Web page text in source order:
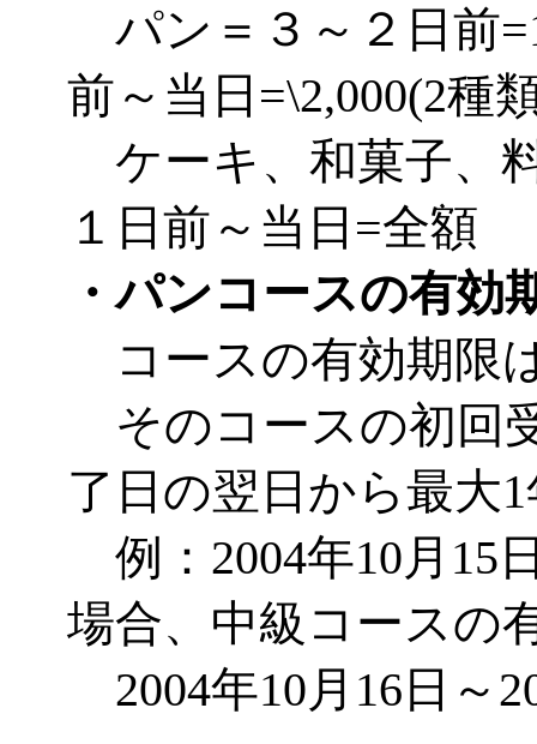
パン＝３～２日前
前～当日=\2,000(2種
ケーキ、和菓子、
１日前～当日=全額
・パンコースの有効
コースの有効期限
そのコースの初回
了日の翌日から最大
例：2004年10月15
場合、中級コースの
2004年10月16日～